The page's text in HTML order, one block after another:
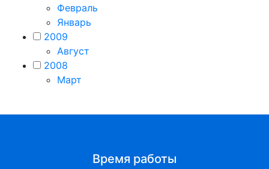
Февраль
Январь
2009
Август
2008
Март
Время работы